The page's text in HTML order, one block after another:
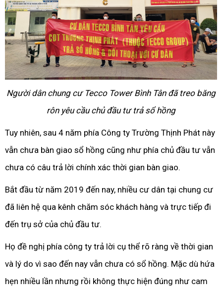
Người dân chung cư Tecco Tower Bình Tân đã treo băng
rôn yêu cầu chủ đầu tư trả sổ hồng
Tuy nhiên, sau 4 năm phía Công ty Trường Thịnh Phát này
vẫn chưa bàn giao sổ hồng cũng như phía chủ đầu tư vẫn
chưa có câu trả lời chính xác thời gian bàn giao.
Bắt đầu từ năm 2019 đến nay, nhiều cư dân tại chung cư
đã liên hệ qua kênh chăm sóc khách hàng và trực tiếp đi
đến trụ sở của chủ đầu tư.
Họ đề nghị phía công ty trả lời cụ thể rõ ràng về thời gian
và lý do vì sao đến nay vẫn chưa có sổ hồng. Mặc dù hứa
hẹn nhiều lần nhưng rồi không thực hiện đúng như cam